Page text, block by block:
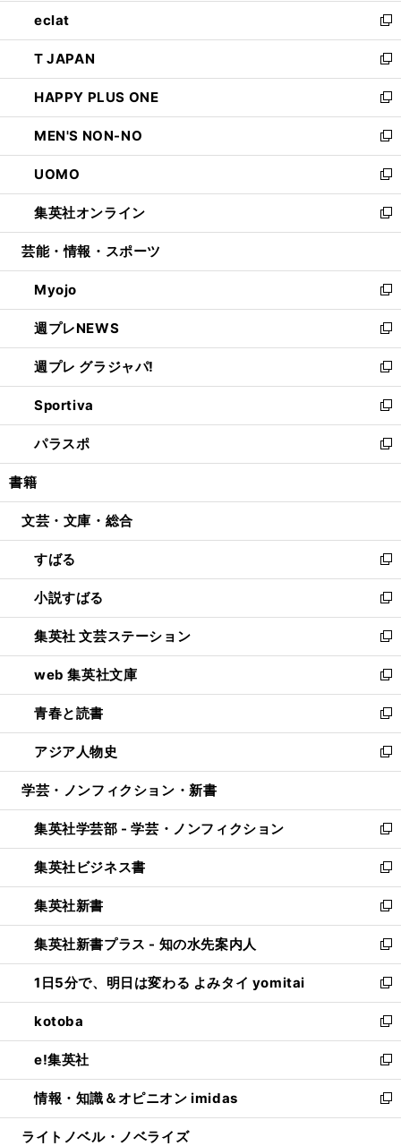
く
で
開
く
ド
ウ
で
開
く
ウ
ィ
ン
ド
ウ
で
開
く
し
い
ウ
ィ
ン
ド
ウ
で
開
く
eclat
新
し
い
ウ
ィ
ン
ド
ウ
で
開
く
T JAPAN
新
し
い
ウ
ィ
ン
ド
ウ
で
開
HAPPY PLUS ONE
新
し
い
ウ
ィ
ン
ド
ウ
開
く
MEN'S NON-NO
新
し
い
ウ
ィ
ン
ウ
で
開
く
UOMO
新
し
い
ウ
ン
ド
ウ
で
開
く
集英社オンライン
新
し
ウ
ィ
ン
ド
ウ
で
開
く
芸能・情報・スポーツ
Myojo
新
し
い
ウ
ィ
ン
ド
ウ
で
開
週プレNEWS
新
し
い
ウ
ィ
ン
ド
ウ
開
週プレ グラジャパ!
新
し
い
ウ
ィ
ン
ウ
開
く
Sportiva
新
し
い
ウ
ン
ウ
で
開
く
パラスポ
新
し
ウ
ン
ド
ウ
で
開
く
書籍
文芸・文庫・総合
すばる
新
し
い
ウ
ィ
ン
ド
ウ
で
開
く
小説すばる
新
し
い
ウ
ィ
ン
ド
ウ
で
開
集英社 文芸ステーション
新
し
い
ウ
ィ
ン
ド
ウ
開
く
web 集英社文庫
新
し
い
ウ
ィ
ン
ウ
で
開
く
青春と読書
新
し
い
ウ
ン
ド
ウ
で
開
く
アジア人物史
新
し
ウ
ィ
ン
ド
ウ
で
開
く
学芸・ノンフィクション・新書
集英社学芸部 - 学芸・ノンフィクション
新
し
い
ウ
ィ
ン
ド
ウ
で
開
く
集英社ビジネス書
新
し
い
ウ
ィ
ン
ド
ウ
で
開
く
集英社新書
新
し
い
ウ
ィ
ン
ド
ウ
で
開
く
集英社新書プラス - 知の水先案内人
新
し
い
ウ
ィ
ン
ド
ウ
で
開
1日5分で、明日は変わる よみタイ yomitai
新
し
い
ウ
ィ
ン
ド
ウ
kotoba
新
し
い
ウ
ィ
ン
e!集英社
新
し
い
ウ
情報・知識＆オピニオン imidas
新
し
ライトノベル・ノベライズ